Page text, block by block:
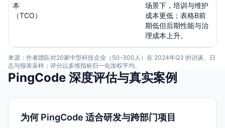
本
（TCO）
场景下，培训与维护
成本更低；表格B前
期低但后期性能与治
理成本上升。
来源：作者团队对20家中型科技企业（50–300人）在 2024年Q3 的访谈、日
志与报表采样；评分以多维指标归一化加权平均。
PingCode 深度评估与真实案例
为何 PingCode 适合研发与跨部门项目